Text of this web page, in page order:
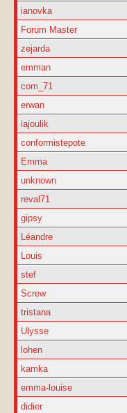
ianovka
Forum Master
zejarda
emman
com_71
erwan
iajoulik
conformistepote
Emma
unknown
reval71
gipsy
Léandre
Louis
stef
Screw
tristana
Ulysse
lohen
kamka
emma-louise
didier